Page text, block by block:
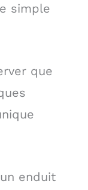
simple
que
enduit